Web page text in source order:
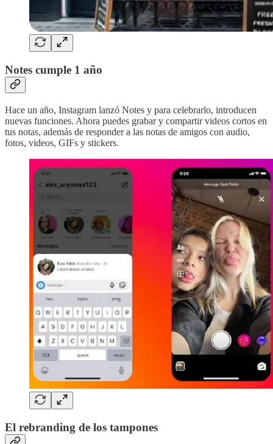
Notes cumple 1 año
Hace un año, Instagram lanzó Notes y para celebrarlo, introducen
nuevas funciones. Ahora puedes grabar y compartir videos cortos en
tus notas, además de responder a las notas de amigos con audio,
fotos, videos, GIFs y stickers.
El rebranding de los tampones